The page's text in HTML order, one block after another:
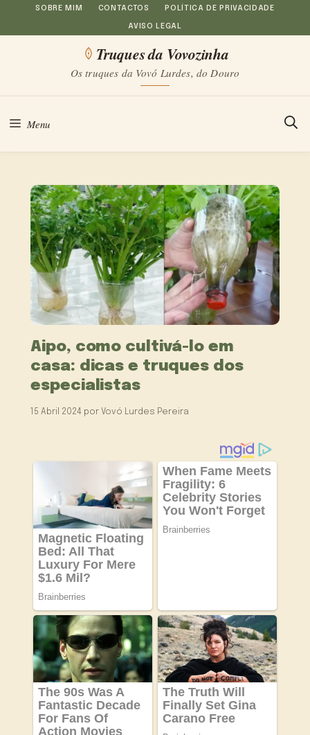
Saltar
para
conteúdo
SOBRE MIM CONTACTOS POLÍTICA DE PRIVACIDADE
AVISO LEGAL
Truques da Vovozinha
Os truques da Vovó Lurdes, do Douro
Menu
Aipo, como cultivá-lo em
casa: dicas e truques dos
especialistas
15 Abril 2024 por Vovó Lurdes Pereira